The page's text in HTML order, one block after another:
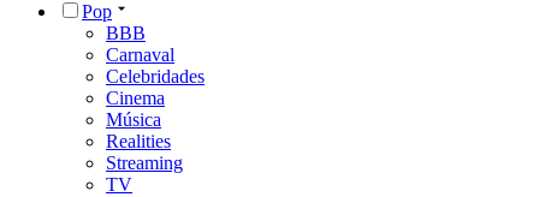
Pop
BBB
Carnaval
Celebridades
Cinema
Música
Realities
Streaming
TV